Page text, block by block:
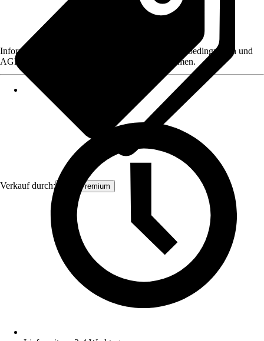
Verkauf durch: MAS Premium
Informationen des Verkäufers, wie z. B. Rückgabebedingungen und
AGB, finden Sie bei Klick auf den Verkäufernamen.